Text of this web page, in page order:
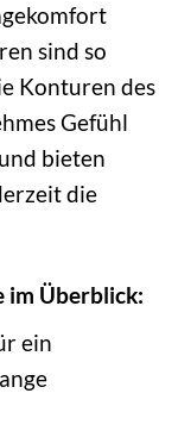
sind so
Konturen des
Gefühl
bieten
die
im Überblick:
ein